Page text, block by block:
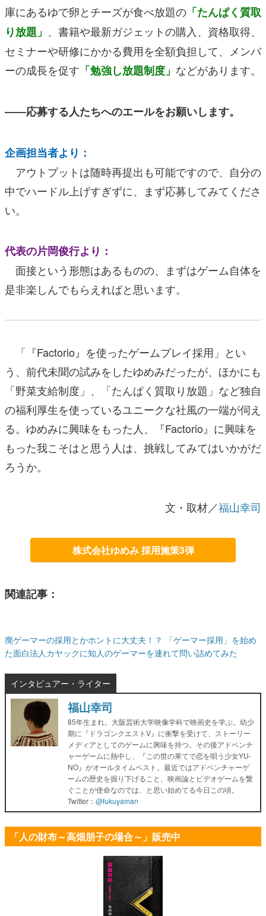
庫にあるゆで卵とチーズが食べ放題の 「たんぱく質取
り放題」 、書籍や最新ガジェットの購入、資格取得、
セミナーや研修にかかる費用を全額負担して、メンバ
ーの成長を促す 「勉強し放題制度」 などがあります。
――応募する人たちへのエールをお願いします。
企画担当者より：
アウトプットは随時再提出も可能ですので、自分の
中でハードル上げすぎずに、まず応募してみてくださ
い。
代表の片岡俊行より：
面接という形態はあるものの、まずはゲーム自体を
是非楽しんでもらえればと思います。
「『Factorio』を使ったゲームプレイ採用」とい
う、前代未聞の試みをしたゆめみだったが、ほかにも
「野菜支給制度」、「たんぱく質取り放題」など独自
の福利厚生を使っているユニークな社風の一端が伺え
る。ゆめみに興味をもった人、『Factorio』に興味を
もった我こそはと思う人は、挑戦してみてはいかがだ
ろうか。
文・取材／福山幸司
株式会社ゆめみ 採用施策3弾
関連記事：
廃ゲーマーの採用とかホントに大丈夫！？ 「ゲーマー採用」を始め
た面白法人カヤックに知人のゲーマーを連れて問い詰めてみた
インタビュアー・ライター
福山幸司
85年生まれ。大阪芸術大学映像学科で映画史を学ぶ。幼少
期に『ドラゴンクエストV』に衝撃を受けて、ストーリー
メディアとしてのゲームに興味を持つ。その後アドベンチ
ャーゲームに熱中し、『この世の果てで恋を唄う少女YU-
NO』がオールタイムベスト。最近ではアドベンチャーゲ
ームの歴史を掘り下げること、映画論とビデオゲームを繋
ぐことが使命なのでは、と思い始めてる今日この頃。
Twitter： @fukuyaman
「人の財布～高畑朋子の場合～」販売中